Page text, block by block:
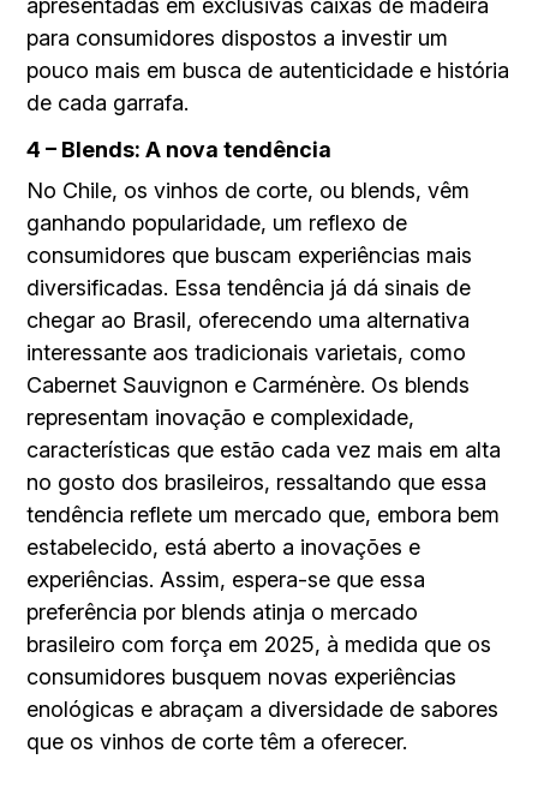
apresentadas em exclusivas caixas de madeira
para consumidores dispostos a investir um
pouco mais em busca de autenticidade e história
de cada garrafa.
4 – Blends: A nova tendência
No Chile, os vinhos de corte, ou blends, vêm
ganhando popularidade, um reflexo de
consumidores que buscam experiências mais
diversificadas. Essa tendência já dá sinais de
chegar ao Brasil, oferecendo uma alternativa
interessante aos tradicionais varietais, como
Cabernet Sauvignon e Carménère. Os blends
representam inovação e complexidade,
características que estão cada vez mais em alta
no gosto dos brasileiros, ressaltando que essa
tendência reflete um mercado que, embora bem
estabelecido, está aberto a inovações e
experiências. Assim, espera-se que essa
preferência por blends atinja o mercado
brasileiro com força em 2025, à medida que os
consumidores busquem novas experiências
enológicas e abraçam a diversidade de sabores
que os vinhos de corte têm a oferecer.